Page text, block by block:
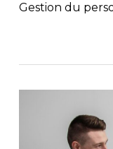
Gestion du